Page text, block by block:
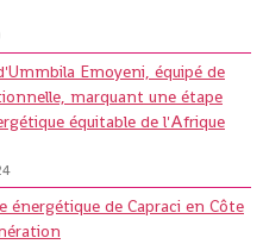
Emoyeni, équipé de
marquant une étape
équitable de l'Afrique
énergétique de Capraci en Côte